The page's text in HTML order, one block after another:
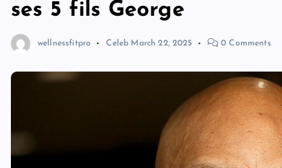
ses 5 fils George
wellnessfitpro Celeb March 22, 2025 0 Comments